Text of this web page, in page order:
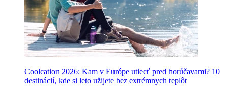
Coolcation 2026: Kam v Európe utiecť pred horúčavami? 10
destinácií, kde si leto užijete bez extrémnych teplôt